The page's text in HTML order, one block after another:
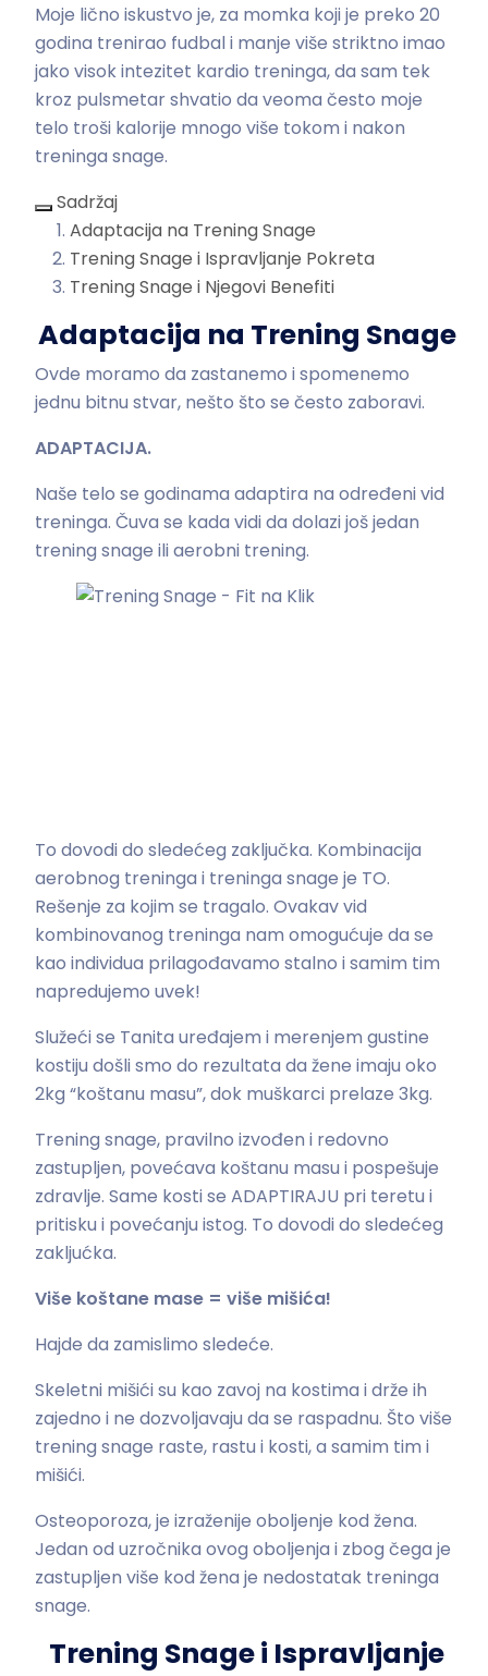
Moje lično iskustvo je, za momka koji je preko 20
godina trenirao fudbal i manje više striktno imao
jako visok intezitet kardio treninga, da sam tek
kroz pulsmetar shvatio da veoma često moje
telo troši kalorije mnogo više tokom i nakon
treninga snage.
Sadržaj
Adaptacija na Trening Snage
Trening Snage i Ispravljanje Pokreta
Trening Snage i Njegovi Benefiti
Adaptacija na Trening Snage
Ovde moramo da zastanemo i spomenemo
jednu bitnu stvar, nešto što se često zaboravi.
ADAPTACIJA.
Naše telo se godinama adaptira na određeni vid
treninga. Čuva se kada vidi da dolazi još jedan
trening snage ili aerobni trening.
To dovodi do sledećeg zaključka. Kombinacija
aerobnog treninga i treninga snage je TO.
Rešenje za kojim se tragalo. Ovakav vid
kombinovanog treninga nam omogućuje da se
kao individua prilagođavamo stalno i samim tim
napredujemo uvek!
Služeći se Tanita uređajem i merenjem gustine
kostiju došli smo do rezultata da žene imaju oko
2kg “koštanu masu”, dok muškarci prelaze 3kg.
Trening snage, pravilno izvođen i redovno
zastupljen, povećava koštanu masu i pospešuje
zdravlje. Same kosti se ADAPTIRAJU pri teretu i
pritisku i povećanju istog. To dovodi do sledećeg
zakljućka.
Više koštane mase = više mišića!
Hajde da zamislimo sledeće.
Skeletni mišići su kao zavoj na kostima i drže ih
zajedno i ne dozvoljavaju da se raspadnu. Što više
trening snage raste, rastu i kosti, a samim tim i
mišići.
Osteoporoza, je izraženije oboljenje kod žena.
Jedan od uzročnika ovog oboljenja i zbog čega je
zastupljen više kod žena je nedostatak treninga
snage.
Trening Snage i Ispravljanje